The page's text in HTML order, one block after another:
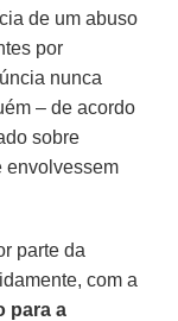
de um abuso
por
nunca
– de acordo
sobre
envolvessem
parte da
com a
para a